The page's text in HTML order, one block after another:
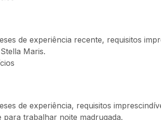
de experiência recente, requisitos
Maris.
de experiência, requisitos
para trabalhar noite madrugada.